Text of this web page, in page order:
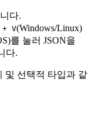
다.
V(Windows/Linux)
를 눌러 JSON을
다.
및 선택적 타입과 같